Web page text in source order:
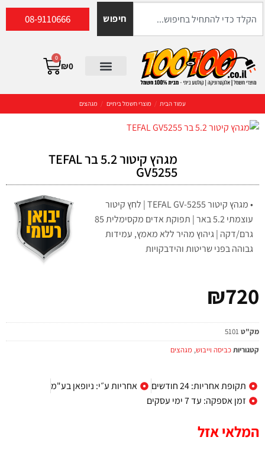
חיפוש 08-9110666
₪0
0
עמוד הבית / מוצרי חשמל ביתיים / מגהצים
מגהץ קיטור 5.2 בר TEFAL
GV5255
• מגהץ קיטור TEFAL GV-5255 | לחץ קיטור
עוצמתי 5.2 באר | תפוקת אדים מקסימלית 85
גרם/דקה | גיהוץ מהיר ללא מאמץ, עמידות
גבוהה בפני שריטות והידבקויות
₪720
מק"ט 5101
קטגוריותכביסה וייבוש, מגהצים
תקופת אחריות: 24 חודשים
אחריות ע״י: ניופאן בע"מ
זמן אספקה: עד 7 ימי עסקים
המלאי אזל